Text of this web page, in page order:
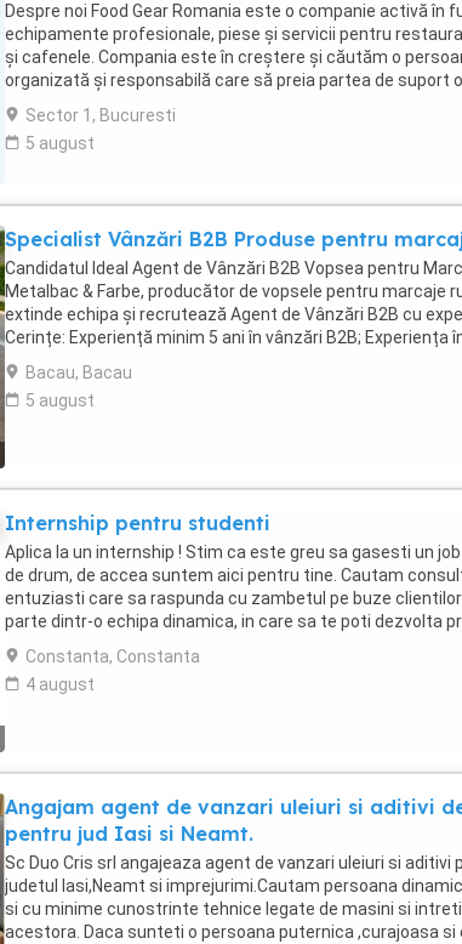
Despre noi Food Gear Romania este o companie activă în
echipamente profesionale, piese și servicii pentru
și cafenele. Compania este în creștere și căutăm o
organizată și responsabilă care să preia partea de suport
și follow-up comercial. ...
Sector 1, Bucuresti
5 august
Specialist Vânzări B2B Produse pentru
Candidatul Ideal Agent de Vânzări B2B Vopsea pentru
Metalbac & Farbe, producător de vopsele pentru marcaje
extinde echipa și recrutează Agent de Vânzări B2B cu
Cerințe: Experiență minim 5 ani în vânzări B2B; Experiența
de materiale pentru construcții ...
Bacau, Bacau
5 august
Internship pentru studenti
Aplica la un internship ! Stim ca este greu sa gasesti un
de drum, de accea suntem aici pentru tine. Cautam
entuziasti care sa raspunda cu zambetul pe buze
parte dintr-o echipa dinamica, in care sa te poti dezvolta
personal? Compania ...
Constanta, Constanta
4 august
Angajam agent de vanzari uleiuri si aditivi
pentru jud Iasi si Neamt.
Sc Duo Cris srl angajeaza agent de vanzari uleiuri si aditivi
judetul Iasi,Neamt si imprejurimi.Cautam persoana
si cu minime cunostrinte tehnice legate de masini si
acestora. Daca sunteti o persoana puternica ,curajoasa si